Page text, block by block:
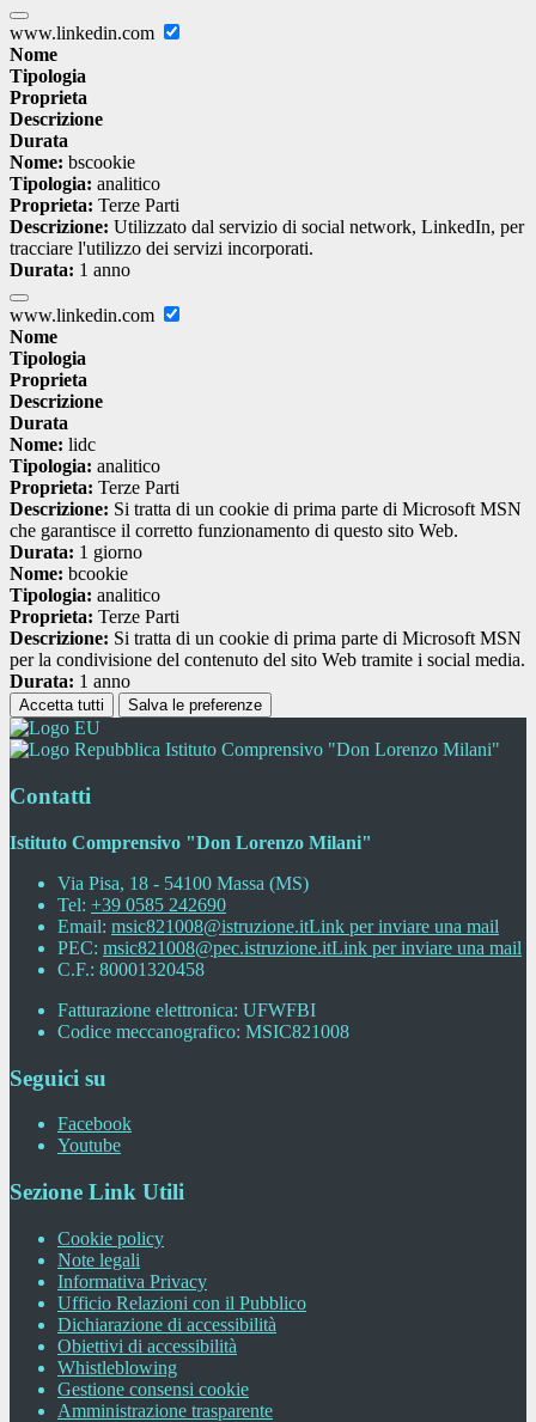
www.linkedin.com
Nome
Tipologia
Proprieta
Descrizione
Durata
Nome: bscookie
Tipologia: analitico
Proprieta: Terze Parti
Descrizione: Utilizzato dal servizio di social network, LinkedIn, per
tracciare l'utilizzo dei servizi incorporati.
Durata: 1 anno
www.linkedin.com
Nome
Tipologia
Proprieta
Descrizione
Durata
Nome: lidc
Tipologia: analitico
Proprieta: Terze Parti
Descrizione: Si tratta di un cookie di prima parte di Microsoft MSN
che garantisce il corretto funzionamento di questo sito Web.
Durata: 1 giorno
Nome: bcookie
Tipologia: analitico
Proprieta: Terze Parti
Descrizione: Si tratta di un cookie di prima parte di Microsoft MSN
per la condivisione del contenuto del sito Web tramite i social media.
Durata: 1 anno
Accetta tutti Salva le preferenze
Istituto Comprensivo "Don Lorenzo Milani"
Contatti
Istituto Comprensivo "Don Lorenzo Milani"
Via Pisa, 18 - 54100 Massa (MS)
Tel: +39 0585 242690
Email: msic821008@istruzione.itLink per inviare una mail
PEC: msic821008@pec.istruzione.itLink per inviare una mail
C.F.: 80001320458
Fatturazione elettronica: UFWFBI
Codice meccanografico: MSIC821008
Seguici su
Facebook
Youtube
Sezione Link Utili
Cookie policy
Note legali
Informativa Privacy
Ufficio Relazioni con il Pubblico
Dichiarazione di accessibilità
Obiettivi di accessibilità
Whistleblowing
Gestione consensi cookie
Amministrazione trasparente